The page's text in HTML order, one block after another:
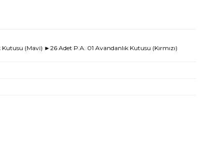
(Mavi) ►26 Adet P.A. 01 Avandanlık Kutusu (Kırmızı)